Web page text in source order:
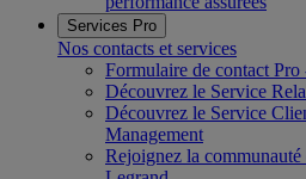
Services Pro
Nos contacts et services
Formulaire de contact
Découvrez le Service
Découvrez le Service
Management
Rejoignez la